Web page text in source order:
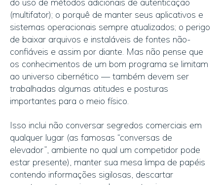
(multifator); o porquê de manter seus aplicativos e
sistemas operacionais sempre atualizados; o perigo
de baixar arquivos e instaláveis de fontes não-
confiáveis e assim por diante. Mas não pense que
os conhecimentos de um bom programa se limitam
ao universo cibernético — também devem ser
trabalhadas algumas atitudes e posturas
importantes para o meio físico.
Isso inclui não conversar segredos comerciais em
qualquer lugar (as famosas “conversas de
elevador”, ambiente no qual um competidor pode
estar presente), manter sua mesa limpa de papéis
contendo informações sigilosas, descartar